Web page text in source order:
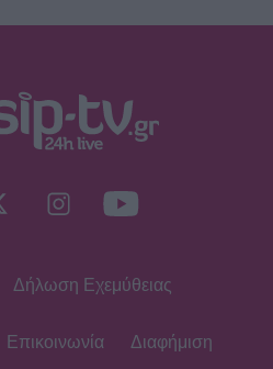
Δήλωση Εχεμύθειας
Επικοινωνία Διαφήμιση